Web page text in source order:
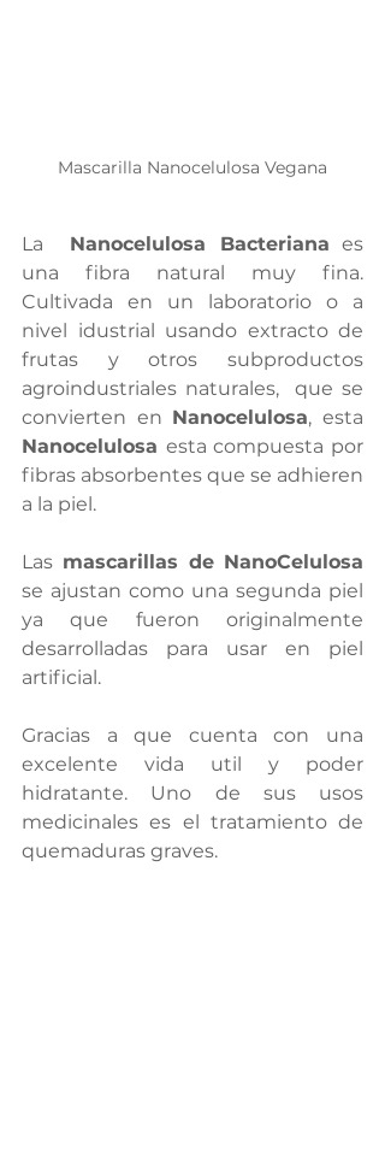
Mascarilla Nanocelulosa Vegana
La Nanocelulosa Bacteriana es
una fibra natural muy fina.
Cultivada en un laboratorio o a
nivel idustrial usando extracto de
frutas y otros subproductos
agroindustriales naturales,  que se
convierten en Nanocelulosa
Nanocelulosa esta compuesta por
fibras absorbentes que se adhieren
a la piel.
Las mascarillas de NanoCelulosa
se ajustan como una segunda piel
ya que fueron originalmente
desarrolladas para usar en piel
artificial.
Gracias a que cuenta con una
excelente vida util y poder
hidratante. Uno de sus usos
medicinales es el tratamiento de
quemaduras graves.